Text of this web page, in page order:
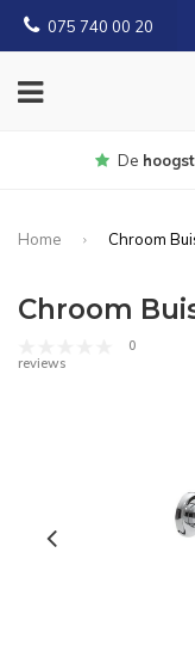
075 740 00 20
Home
Chroom
Chroom
0
reviews